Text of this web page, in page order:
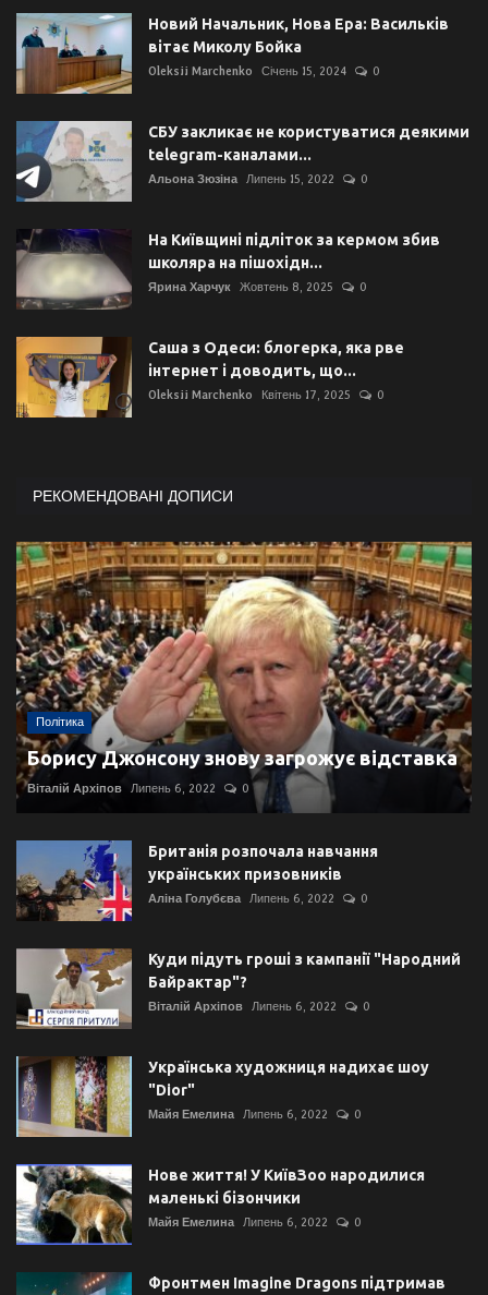
Новий Начальник, Нова Ера: Васильків
вітає Миколу Бойка
Oleksii Marchenko Січень 15, 2024 0
СБУ закликає не користуватися деякими
telegram-каналами...
Альона Зюзіна Липень 15, 2022 0
На Київщині підліток за кермом збив
школяра на пішохідн...
Ярина Харчук Жовтень 8, 2025 0
Саша з Одеси: блогерка, яка рве
інтернет і доводить, що...
Oleksii Marchenko Квітень 17, 2025 0
РЕКОМЕНДОВАНІ ДОПИСИ
Політика
Борису Джонсону знову загрожує відставка
Віталій Архіпов Липень 6, 2022 0
Британія розпочала навчання
українських призовників
Аліна Голубєва Липень 6, 2022 0
Куди підуть гроші з кампанії "Народний
Байрактар"?
Віталій Архіпов Липень 6, 2022 0
Українська художниця надихає шоу
"Dior"
Майя Емелина Липень 6, 2022 0
Нове життя! У КиївЗоо народилися
маленькі бізончики
Майя Емелина Липень 6, 2022 0
Фронтмен Imagine Dragons підтримав